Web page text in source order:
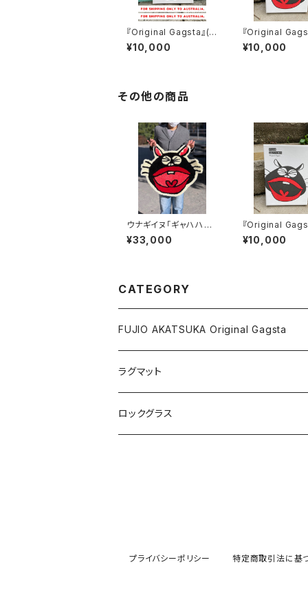
『Original Gagsta』(s
hipping only to Aus)
¥10,000
『Original
o.55～no.64
¥10,000
その他の商品
ウナギイヌ「ギャハハハ」
タフティングラグ
¥33,000
『Original
o.55～no.64
¥10,000
CATEGORY
FUJIO AKATSUKA Original Gagsta
ラグマット
ロックグラス
プライバシーポリシー 特定商取引法に基